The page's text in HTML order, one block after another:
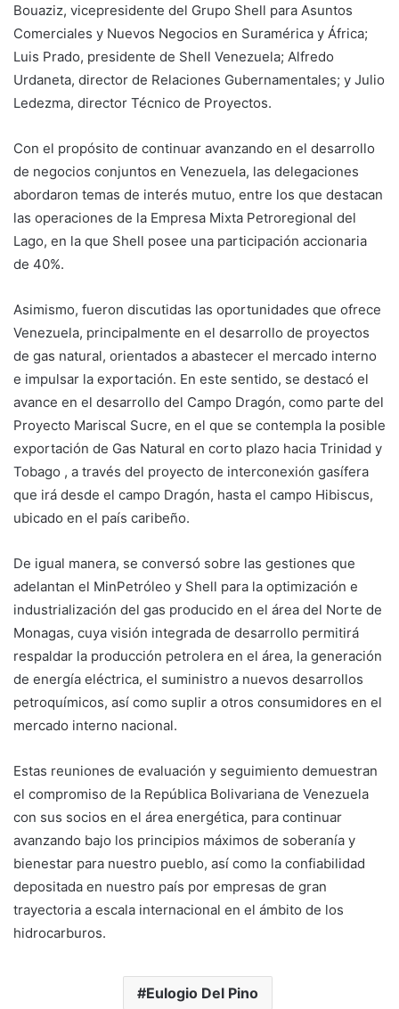
Bouaziz, vicepresidente del Grupo Shell para Asuntos
Comerciales y Nuevos Negocios en Suramérica y África;
Luis Prado, presidente de Shell Venezuela; Alfredo
Urdaneta, director de Relaciones Gubernamentales; y Julio
Ledezma, director Técnico de Proyectos.
Con el propósito de continuar avanzando en el desarrollo
de negocios conjuntos en Venezuela, las delegaciones
abordaron temas de interés mutuo, entre los que destacan
las operaciones de la Empresa Mixta Petroregional del
Lago, en la que Shell posee una participación accionaria
de 40%.
Asimismo, fueron discutidas las oportunidades que ofrece
Venezuela, principalmente en el desarrollo de proyectos
de gas natural, orientados a abastecer el mercado interno
e impulsar la exportación. En este sentido, se destacó el
avance en el desarrollo del Campo Dragón, como parte del
Proyecto Mariscal Sucre, en el que se contempla la posible
exportación de Gas Natural en corto plazo hacia Trinidad y
Tobago , a través del proyecto de interconexión gasífera
que irá desde el campo Dragón, hasta el campo Hibiscus,
ubicado en el país caribeño.
De igual manera, se conversó sobre las gestiones que
adelantan el MinPetróleo y Shell para la optimización e
industrialización del gas producido en el área del Norte de
Monagas, cuya visión integrada de desarrollo permitirá
respaldar la producción petrolera en el área, la generación
de energía eléctrica, el suministro a nuevos desarrollos
petroquímicos, así como suplir a otros consumidores en el
mercado interno nacional.
Estas reuniones de evaluación y seguimiento demuestran
el compromiso de la República Bolivariana de Venezuela
con sus socios en el área energética, para continuar
avanzando bajo los principios máximos de soberanía y
bienestar para nuestro pueblo, así como la confiabilidad
depositada en nuestro país por empresas de gran
trayectoria a escala internacional en el ámbito de los
hidrocarburos.
Eulogio Del Pino